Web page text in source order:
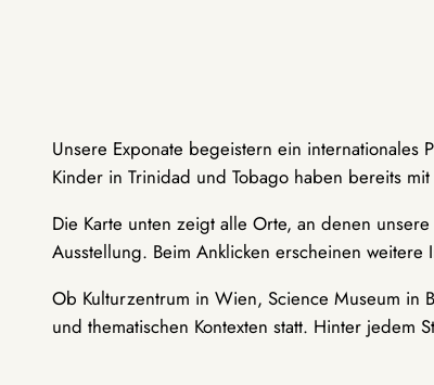
Unsere Exponate begeistern ein
Kinder in Trinidad und Tobago haben bereits
Die Karte unten zeigt alle Orte, an denen
Ausstellung. Beim Anklicken erscheinen
Ob Kulturzentrum in Wien, Science Museum in
und thematischen Kontexten statt. Hinter jedem